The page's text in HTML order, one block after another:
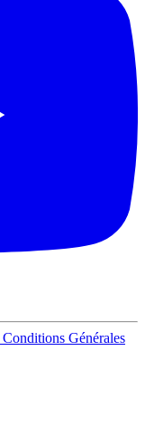
Conditions Générales